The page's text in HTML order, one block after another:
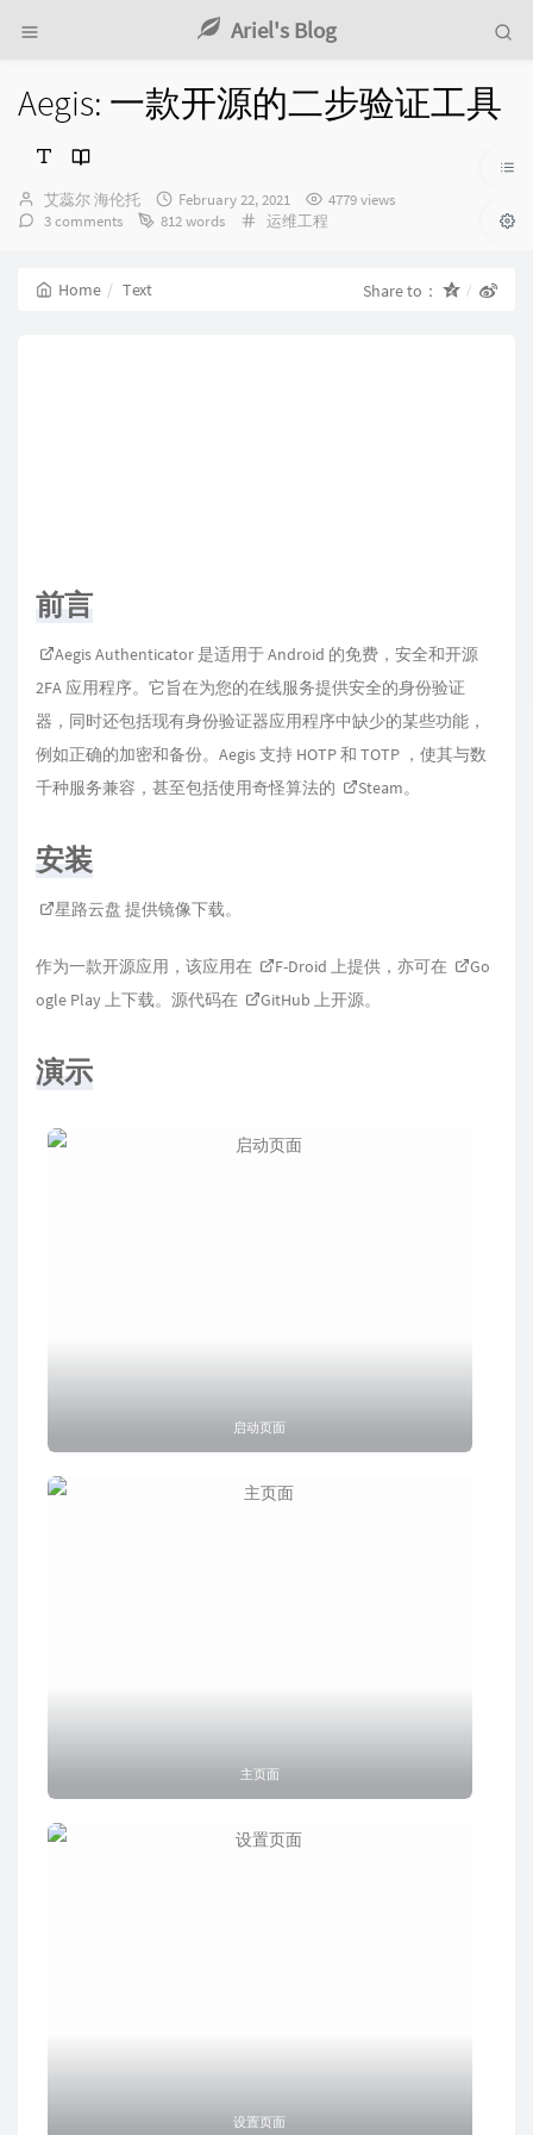
Ariel's Blog
Aegis: 一款开源的二步验证工具
Author：
艾蕊尔 海伦托
发
布
February 22, 2021
4779 views
3 comments
812 words Categories：
运维工程
Home Text Share to：
前言
Aegis Authenticator 是适用于 Android 的免费，安全和开源
2FA 应用程序。它旨在为您的在线服务提供安全的身份验证
器，同时还包括现有身份验证器应用程序中缺少的某些功能，
例如正确的加密和备份。Aegis 支持 HOTP 和 TOTP ，使其与数
千种服务兼容，甚至包括使用奇怪算法的
Steam。
安装
星路云盘 提供镜像下载。
作为一款开源应用，该应用在 F-Droid 上提供，亦可在
Go
ogle Play上下载。源代码在 GitHub 上开源。
演示
启动页面
主页面
设置页面